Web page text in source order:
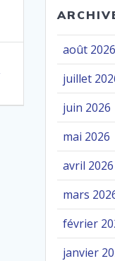
août 2026
juillet
juin 2026
mai 2026
avril 2026
mars
février
janvier